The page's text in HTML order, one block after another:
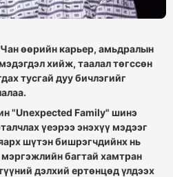
өөрийн карьер, амьдралын
хийж, таалал төгссөн
тусгай дуу бичлэгийг
"Unexpected Family" шинэ
үеэрээ энэхүү мэдээг
шүтэн бишрэгчдийнх нь
багтай хамтран
дэлхий ертөнцөд үлдээх